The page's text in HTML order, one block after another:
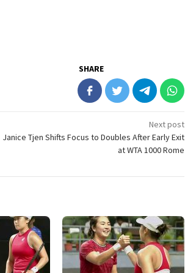
SHARE
Next post
Janice Tjen Shifts Focus to Doubles After Early Exit
at WTA 1000 Rome